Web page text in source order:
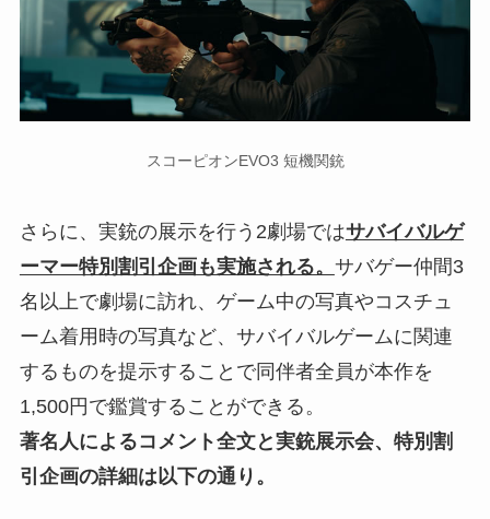
スコーピオンEVO3 短機関銃
さらに、実銃の展示を行う2劇場ではサバイバルゲ
ーマー特別割引企画も実施される。 サバゲー仲間3
名以上で劇場に訪れ、ゲーム中の写真やコスチュ
ーム着用時の写真など、サバイバルゲームに関連
するものを提示することで同伴者全員が本作を
1,500円で鑑賞することができる。
著名人によるコメント全文と実銃展示会、特別割
引企画の詳細は以下の通り。